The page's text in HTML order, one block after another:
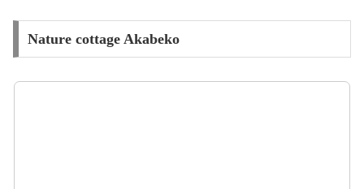
Nature cottage Akabeko